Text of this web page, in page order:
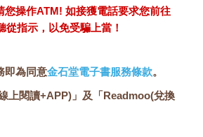
您操作ATM! 如接獲電話要求您前往
指示，以免受騙上當！
即為同意金石堂電子書服務條款。
上閱讀+APP)」及「Readmoo(兌換